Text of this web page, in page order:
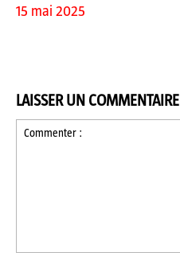
15 mai 2025
LAISSER UN COMMENTAIRE